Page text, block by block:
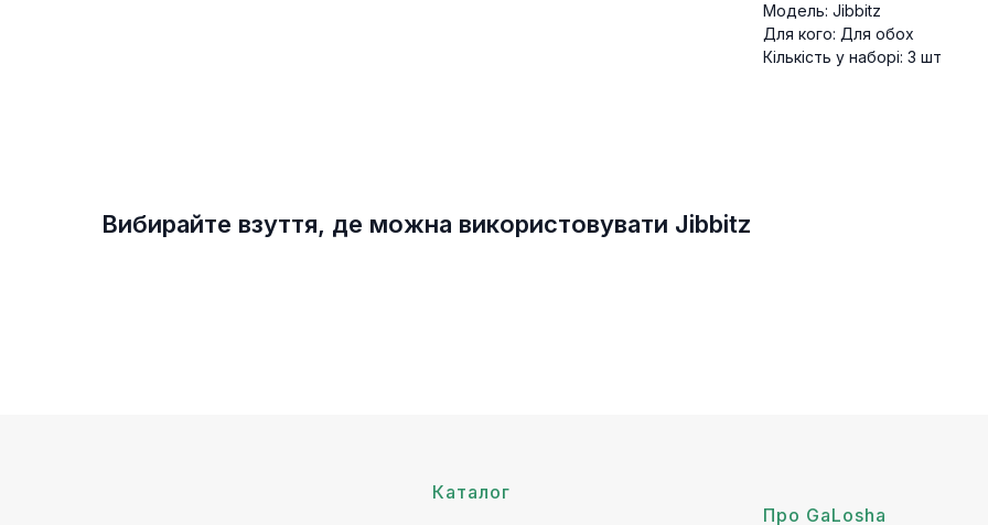
Модель: Jibbitz
Для кого: Для обох
Кількість у наборі: 3 шт
Вибирайте взуття, де можна використовувати Jibbitz
Каталог
Про GaLosha